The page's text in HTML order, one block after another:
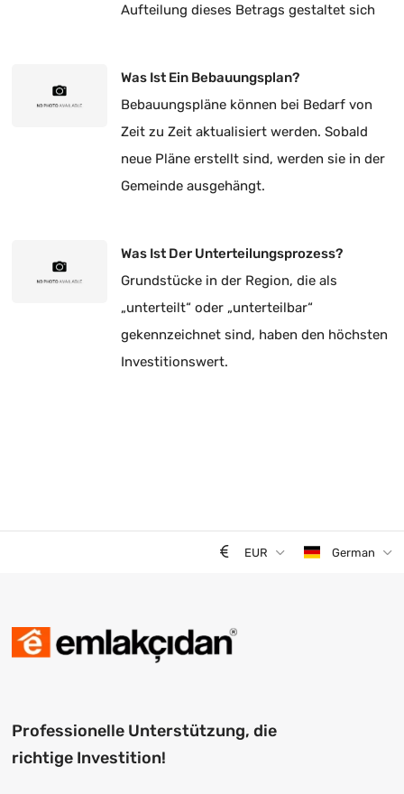
Aufteilung dieses Betrags gestaltet sich
Was Ist Ein Bebauungsplan?
Bebauungspläne können bei Bedarf von
Zeit zu Zeit aktualisiert werden. Sobald
neue Pläne erstellt sind, werden sie in der
Gemeinde ausgehängt.
Was Ist Der Unterteilungsprozess?
Grundstücke in der Region, die als
„unterteilt“ oder „unterteilbar“
gekennzeichnet sind, haben den höchsten
Investitionswert.
EUR German
Professionelle Unterstützung, die
richtige Investition!